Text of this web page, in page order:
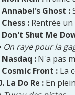
Annabel's Ghost :
Chess : Rentrée
Don't Shut Me
On raye pour la
Nasdaq : N'a pas
Cosmic Front : La
La Do Re : En